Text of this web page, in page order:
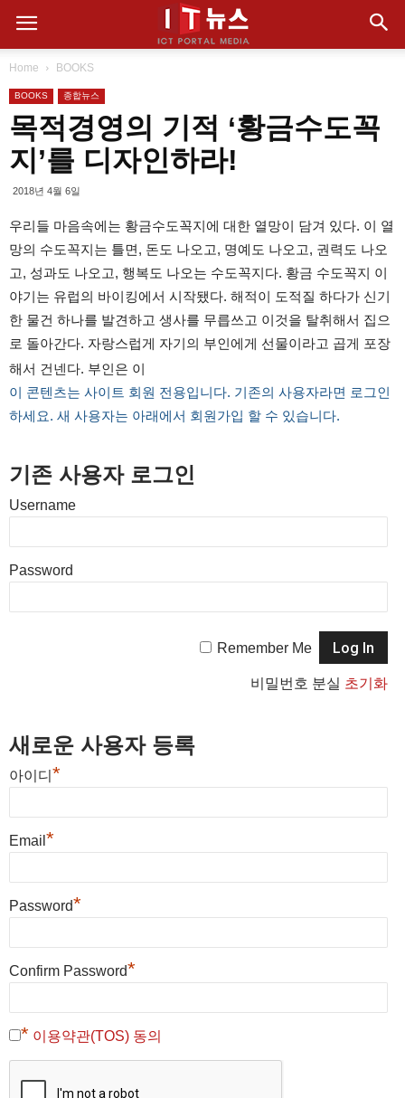
Home BOOKS
BOOKS 종합뉴스
목적경영의 기적 ‘황금수도꼭
지’를 디자인하라!
2018년 4월 6일
우리들 마음속에는 황금수도꼭지에 대한 열망이 담겨 있다. 이 열
망의 수도꼭지는 틀면, 돈도 나오고, 명예도 나오고, 권력도 나오
고, 성과도 나오고, 행복도 나오는 수도꼭지다. 황금 수도꼭지 이
야기는 유럽의 바이킹에서 시작됐다. 해적이 도적질 하다가 신기
한 물건 하나를 발견하고 생사를 무릅쓰고 이것을 탈취해서 집으
로 돌아간다. 자랑스럽게 자기의 부인에게 선물이라고 곱게 포장
해서 건넨다. 부인은 이
이 콘텐츠는 사이트 회원 전용입니다. 기존의 사용자라면 로그인
하세요. 새 사용자는 아래에서 회원가입 할 수 있습니다.
기존 사용자 로그인
Username
Password
Remember Me
비밀번호 분실 초기화
새로운 사용자 등록
아이디 *
Email *
Password*
Confirm Password*
* 이용약관(TOS) 동의